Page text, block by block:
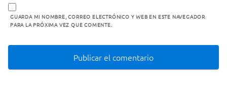
GUARDA MI NOMBRE, CORREO ELECTRÓNICO Y WEB EN ESTE NAVEGADOR
PARA LA PRÓXIMA VEZ QUE COMENTE.